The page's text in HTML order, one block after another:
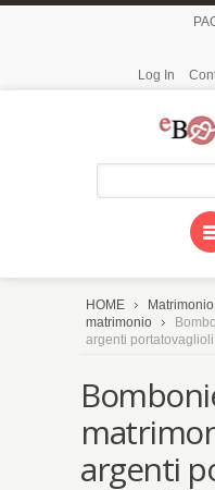
Log In
HOME Matrimonio
matrimonio
argenti
argenti